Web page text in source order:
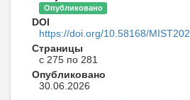
Опубликовано
DOI
https://doi.org/10.58168/
Страницы
с 275 по 281
Опубликовано
30.06.2026